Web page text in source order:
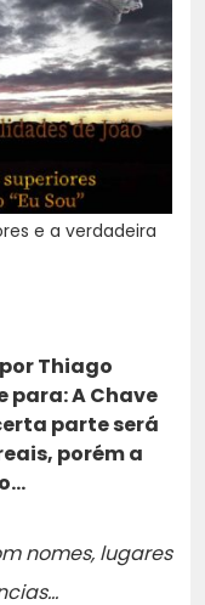
e a verdadeira
Thiago
para: A Chave
parte será
porém a
nomes, lugares